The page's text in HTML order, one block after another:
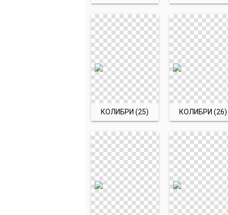
КОЛИБРИ (25) КОЛИБРИ (26)